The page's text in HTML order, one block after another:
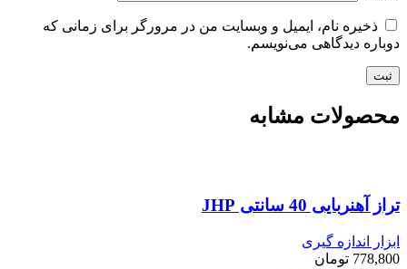
ذخیره نام، ایمیل و وبسایت من در مرورگر برای زمانی که
دوباره دیدگاهی می‌نویسم.
محصولات مشابه
تراز آهنربایی 40 سانتی JHP
ابزار اندازه گیری
778,800 تومان